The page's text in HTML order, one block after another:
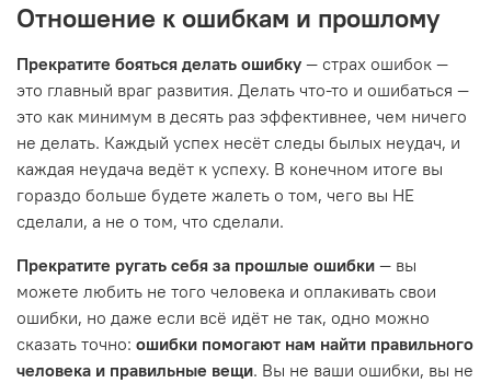
Отношение к ошибкам и прошлому
Прекратите бояться делать ошибку — страх ошибок —
это главный враг развития. Делать что-то и ошибаться —
это как минимум в десять раз эффективнее, чем ничего
не делать. Каждый успех несёт следы былых неудач, и
каждая неудача ведёт к успеху. В конечном итоге вы
гораздо больше будете жалеть о том, чего вы НЕ
сделали, а не о том, что сделали.
Прекратите ругать себя за прошлые ошибки — вы
можете любить не того человека и оплакивать свои
ошибки, но даже если всё идёт не так, одно можно
сказать точно: ошибки помогают нам найти правильного
человека и правильные вещи. Вы не ваши ошибки, вы не